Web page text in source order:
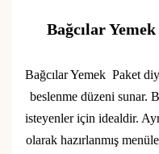
Bağcılar
Bağcılar Yemek Paket
beslenme düzeni sunar.
isteyenler için idealdir.
olarak hazırlanmış